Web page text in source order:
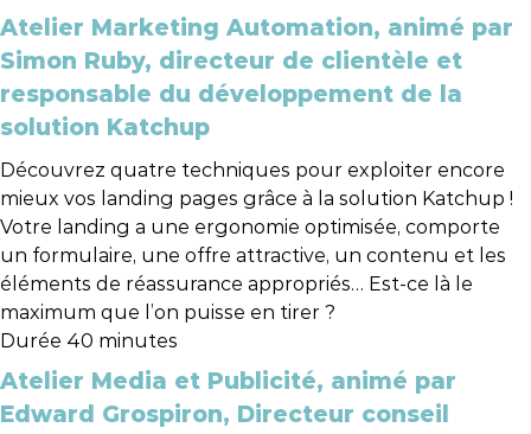
Atelier Marketing Automation, animé par
Simon Ruby, directeur de clientèle et
responsable du développement de la
solution Katchup
Découvrez quatre techniques pour exploiter encore
mieux vos landing pages grâce à la solution Katchup !
Votre landing a une ergonomie optimisée, comporte
un formulaire, une offre attractive, un contenu et les
éléments de réassurance appropriés… Est-ce là le
maximum que l’on puisse en tirer ?
Durée 40 minutes
Atelier Media et Publicité, animé par
Edward Grospiron, Directeur conseil